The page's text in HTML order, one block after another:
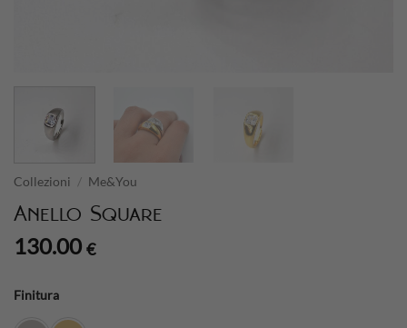
Collezioni / Me&You
Anello Square
130.00 €
Finitura